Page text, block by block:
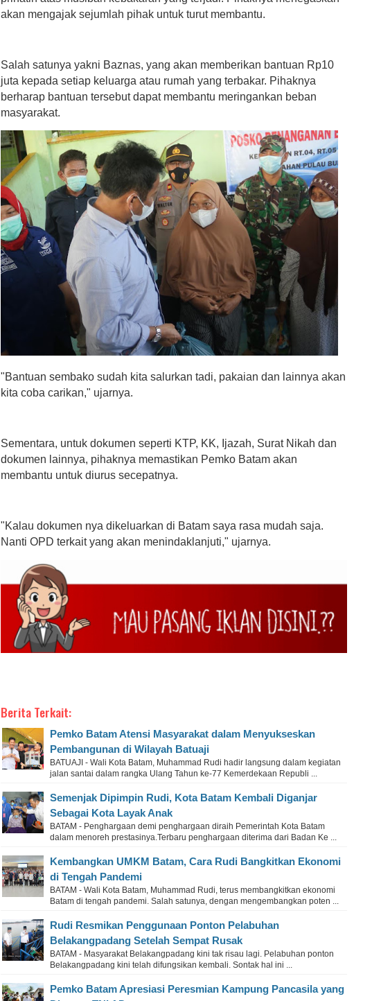
akan mengajak sejumlah pihak untuk turut membantu.
Salah satunya yakni Baznas, yang akan memberikan bantuan Rp10
juta kepada setiap keluarga atau rumah yang terbakar. Pihaknya
berharap bantuan tersebut dapat membantu meringankan beban
masyarakat.
"Bantuan sembako sudah kita salurkan tadi, pakaian dan lainnya akan
kita coba carikan," ujarnya.
Sementara, untuk dokumen seperti KTP, KK, Ijazah, Surat Nikah dan
dokumen lainnya, pihaknya memastikan Pemko Batam akan
membantu untuk diurus secepatnya.
"Kalau dokumen nya dikeluarkan di Batam saya rasa mudah saja.
Nanti OPD terkait yang akan menindaklanjuti," ujarnya.
Berita Terkait:
Pemko Batam Atensi Masyarakat dalam Menyukseskan
Pembangunan di Wilayah Batuaji
BATUAJI - Wali Kota Batam, Muhammad Rudi hadir langsung dalam kegiatan
jalan santai dalam rangka Ulang Tahun ke-77 Kemerdekaan Republi ...
Semenjak Dipimpin Rudi, Kota Batam Kembali Diganjar
Sebagai Kota Layak Anak
BATAM - Penghargaan demi penghargaan diraih Pemerintah Kota Batam
dalam menoreh prestasinya.Terbaru penghargaan diterima dari Badan Ke ...
Kembangkan UMKM Batam, Cara Rudi Bangkitkan Ekonomi
di Tengah Pandemi
BATAM - Wali Kota Batam, Muhammad Rudi, terus membangkitkan ekonomi
Batam di tengah pandemi. Salah satunya, dengan mengembangkan poten ...
Rudi Resmikan Penggunaan Ponton Pelabuhan
Belakangpadang Setelah Sempat Rusak
BATAM - Masyarakat Belakangpadang kini tak risau lagi. Pelabuhan ponton
Belakangpadang kini telah difungsikan kembali. Sontak hal ini ...
Pemko Batam Apresiasi Peresmian Kampung Pancasila yang